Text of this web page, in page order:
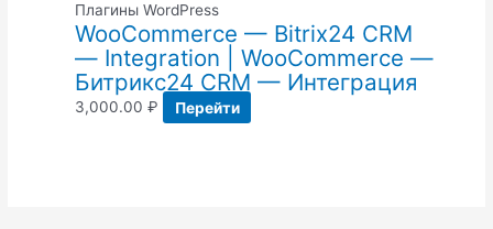
Плагины WordPress
WooCommerce — Bitrix24 CRM
— Integration | WooCommerce —
Битрикс24 CRM — Интеграция
3,000.00₽ Перейти